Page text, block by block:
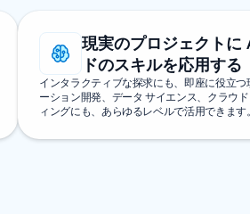
現実のプロジェクトに
ドのスキルを応用する
インタラクティブな探求にも、即座に役立
ーション開発、データ サイエンス、クラウ
ィングにも、あらゆるレベルで活用できます。